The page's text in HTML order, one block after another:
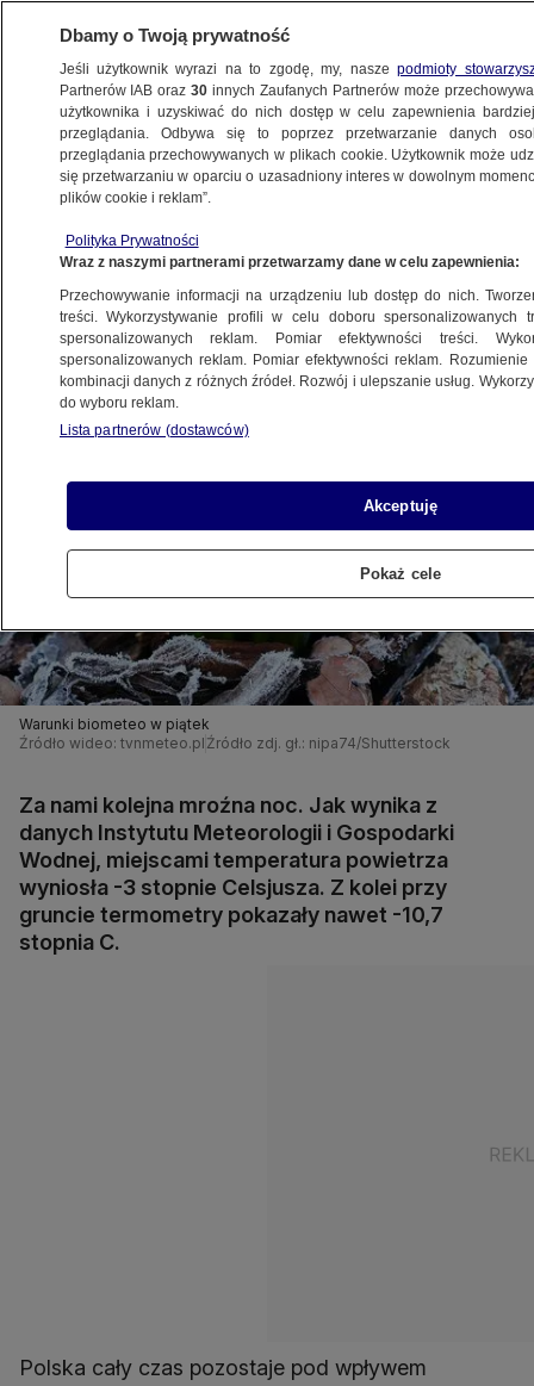
METEO
POGODA
Celsjusza
8.05.2025, 09:28
Udostępnij
Warunki biometeo w piątek
Źródło wideo: tvnmeteo.pl Źródło zdj. gł.: nipa74/Shutterstock
Za nami kolejna mroźna noc. Jak wynika z
danych Instytutu Meteorologii i Gospodarki
Wodnej, miejscami temperatura powietrza
wyniosła -3 stopnie Celsjusza. Z kolei przy
gruncie termometry pokazały nawet -10,7
stopnia C.
Polska cały czas pozostaje pod wpływem
Dbamy o Twoją prywatność
Jeśli użytkownik wyrazi na to zgodę, my, naszepodmioty
Partnerów IAB oraz30 innych Zaufanych Partnerów może
użytkownika i uzyskiwać do nich dostęp w celu zapewnienia
przeglądania. Odbywa się to poprzez przetwarzanie danych
przeglądania przechowywanych w plikach cookie. Użytkownik może
się przetwarzaniu w oparciu o uzasadniony interes w dowolnym
plików cookie i reklam”.
Polityka Prywatności
Wraz z naszymi partnerami przetwarzamy dane w celu zapewnienia:
Przechowywanie informacji na urządzeniu lub dostęp do nich.
treści. Wykorzystywanie profili w celu doboru spersonalizowanych
spersonalizowanych reklam. Pomiar efektywności treści.
spersonalizowanych reklam. Pomiar efektywności reklam.
kombinacji danych z różnych źródeł. Rozwój i ulepszanie usług.
do wyboru reklam.
Lista partnerów (dostawców)
Akceptuję
Pokaż cele